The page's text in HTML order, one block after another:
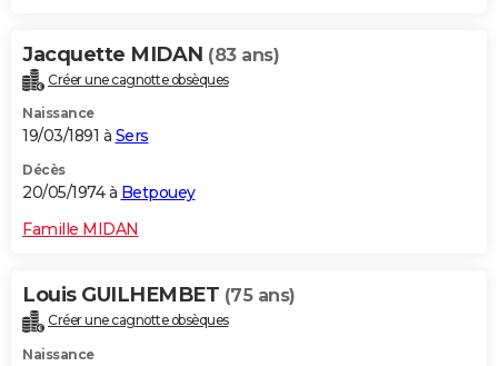
Jacquette MIDAN (83 ans)
Créer une cagnotte obsèques
Naissance
19/03/1891 à Sers
Décès
20/05/1974 à Betpouey
Famille MIDAN
Louis GUILHEMBET (75 ans)
Créer une cagnotte obsèques
Naissance